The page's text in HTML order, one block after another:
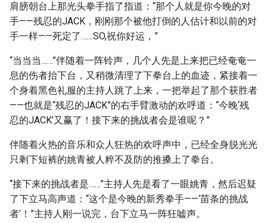
肩膀朝台上那光头拳手指了指道：“那个人就是你今晚的对
手——残忍的JACK，刚刚那个被他打倒的人估计和以前的对
手一样——死定了……SO,祝你好运，”
“当当当……”伴随着一阵铃声，几个人先是上来把已经奄奄一
息的伤者抬下台，又稍微清理了下拳台上的血迹，紧接着一
个身着黑色礼服的主持人跳了上来，一把举起了那个获胜者
——也就是“残忍的JACK”的右手臂激动的欢呼道：“今晚‘残
忍的JACK’又赢了！接下来的挑战者会是谁呢？”
伴随着火热的音乐和众人狂热的欢呼声中，已经全身脱光光
只剩下短裤的姚青被人粹不及防的推搡上了拳台。
“接下来的挑战者是……”主持人先是看了一眼姚青，然后迟疑
了下立马高声道：“这个是今晚的新秀拳手——‘苗条的挑战
者’！”主持人刚一说完，台下立马一阵狂嘘声。